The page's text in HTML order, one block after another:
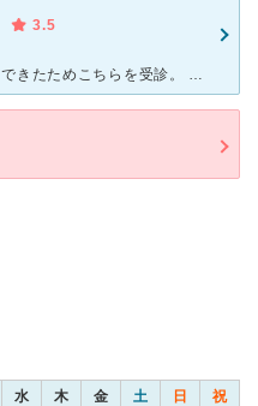
3.5
急に、顔に吹きでものがたくさんできたためこちらを受診。 その日は大学病院の先生(女性の先生)が担当したくださったが、問診と触診の後で塗り薬を処方された。塗り薬を指示通り塗布したら、しばらくして発疹
水 木 金 土 日 祝